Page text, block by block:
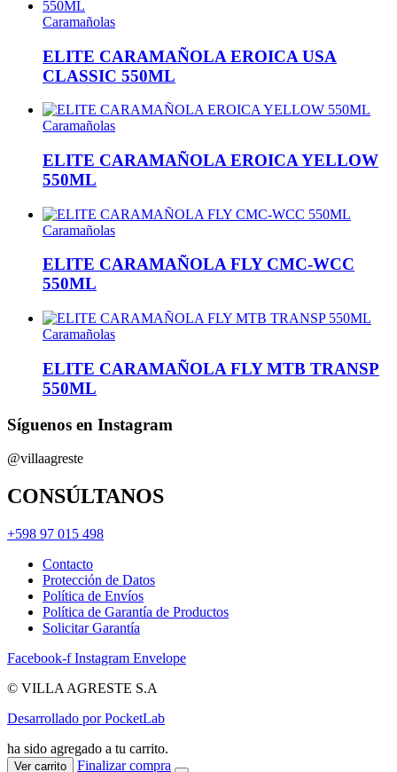
Caramañolas
ELITE CARAMAÑOLA EROICA USA
CLASSIC 550ML
Caramañolas
ELITE CARAMAÑOLA EROICA YELLOW
550ML
Caramañolas
ELITE CARAMAÑOLA FLY CMC-WCC
550ML
Caramañolas
ELITE CARAMAÑOLA FLY MTB TRANSP
550ML
Síguenos en Instagram
@villaagreste
CONSÚLTANOS
+598 97 015 498
Contacto
Protección de Datos
Política de Envíos
Política de Garantía de Productos
Solicitar Garantía
Facebook-f Instagram Envelope
© VILLA AGRESTE S.A
Desarrollado por PocketLab
ha sido agregado a tu carrito.
Ver carrito Finalizar compra